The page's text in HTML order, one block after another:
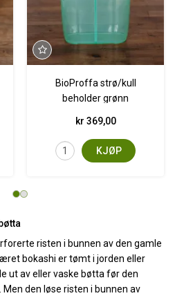
BioProffa strø/kull
beholder grønn
kr 369,00
KJØP
risten i bunnen av den gamle
bokashi er tømt i jorden eller
ut av eller vaske bøtta før den
den løse risten i bunnen av